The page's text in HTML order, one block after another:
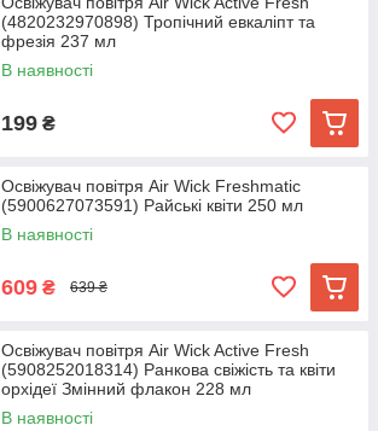
(4820232970898) Тропічний евкаліпт та
фрезія 237 мл
В наявності
199 ₴
Освіжувач повітря Air Wick Freshmatic
(5900627073591) Райські квіти 250 мл
В наявності
609 ₴ 639 ₴
Освіжувач повітря Air Wick Active Fresh
(5908252018314) Ранкова свіжість та квіти
орхідеї Змінний флакон 228 мл
В наявності